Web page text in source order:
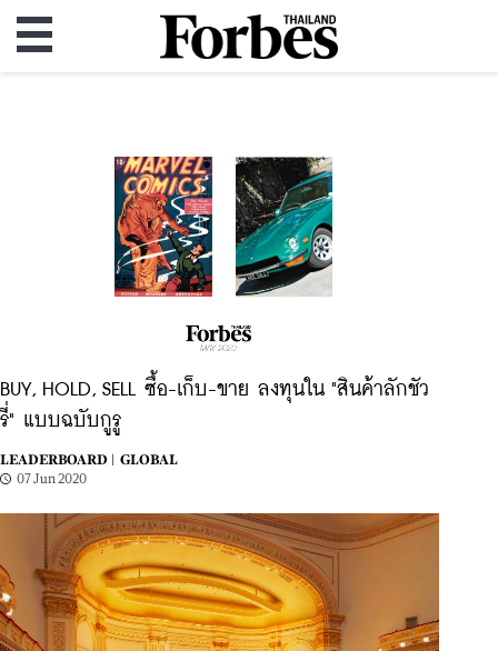
BUY, HOLD, SELL ซื้อ-เก็บ-ขาย ลงทุนใน "สินค้าลักชัว
รี่" แบบฉบับกูรู
LEADERBOARD |
GLOBAL
07 Jun 2020